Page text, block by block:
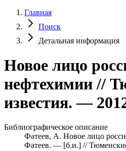
Главная
Поиск
Детальная информация
Новое лицо
нефтехимии //
известия. —
Библиографическое описание
Фатеев, А. Новое лицо
Фатеев. — [б.и.] //